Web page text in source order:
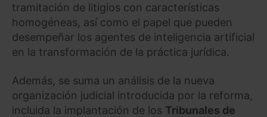
tramitación de litigios con características
homogéneas, así como el papel que pueden
desempeñar los agentes de inteligencia artificial
en la transformación de la práctica jurídica.
Además, se suma un análisis de la nueva
organización judicial introducida por la reforma,
incluida la implantación de los Tribunales de